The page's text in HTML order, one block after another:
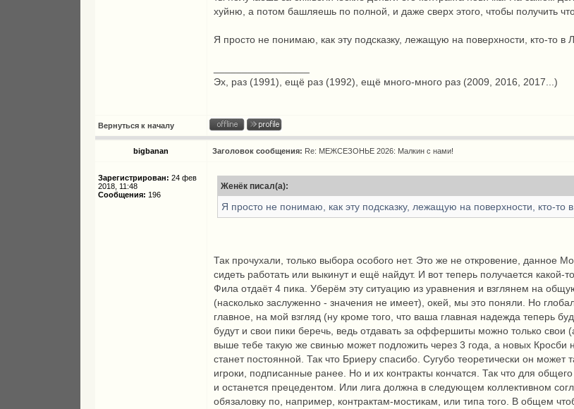
хуйню, а потом башляешь по полной, и даже сверх этого, чтобы получить
Я просто не понимаю, как эту подсказку, лежащую на поверхности, кто-то в
Эх, раз (1991), ещё раз (1992), ещё много-много раз (2009, 2016, 2017...)
Вернуться к началу
bigbanan Заголовок сообщения: Re: МЕЖСЕЗОНЬЕ 2026: Малкин с нами!
Зарегистрирован: 24 фев
2018, 11:48
Сообщения: 196
Женёк писал(а):
Я просто не понимаю, как эту подсказку, лежащую на поверхности, кто-то
Так прочухали, только выбора особого нет. Это же не откровение, данное
сидеть работать или выкинут и ещё найдут. И вот теперь получается какой-
Фила отдаёт 4 пика. Уберём эту ситуацию из уравнения и взглянем на
(насколько заслуженно - значения не имеет), окей, мы это поняли. Но
главное, на мой взгляд (ну кроме того, что ваша главная надежда теперь
будут и свои пики беречь, ведь отдавать за оффершиты можно только
выше тебе такую же свинью может подложить через 3 года, а новых Кросби
станет постоянной. Так что Бриеру спасибо. Сугубо теоретически он
игроки, подписанные ранее. Но и их контракты кончатся. Так что для
и останется прецедентом. Или лига должна в следующем коллективном
обязаловку по, например, контрактам-мостикам, или типа того. В общем